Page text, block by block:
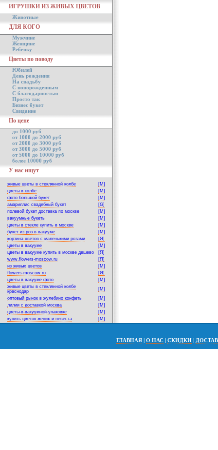
ИГРУШКИ ИЗ ЖИВЫХ ЦВЕТОВ
Животные
ДЛЯ КОГО
Мужчине
Женщине
Ребенку
Цветы по поводу
Юбилей
День рождения
На свадьбу
С новорожденным
С благодарностью
Просто так
Бизнес букет
Свидание
По цене
до 1000 руб
от 1000 до 2000 руб
от 2000 до 3000 руб
от 3000 до 5000 руб
от 5000 до 10000 руб
более 10000 руб
У нас ищут
живые цветы в стеклянной колбе
[M]
цветы в колбе
[M]
фото большой букет
[M]
амариллис свадебный букет
[G]
полевой букет доставка по москве
[M]
вакуумные букеты
[M]
цветы в стекле купить в москве
[M]
букет из роз в вакууме
[M]
корзина цветов с маленькими розами
[Я]
цветы в вакууме
[M]
цветы в вакууме купить в москве дешево
[Я]
www.flowers-moscow.ru
[Я]
из живых цветов
[M]
flowers-moscow.ru
[Я]
цветы в вакууме фото
[M]
живые цветы в стеклянной колбе
краснодар
[M]
оптовый рынок в жулебино конфеты
[M]
лилии с доставкой москва
[M]
цветы-в-вакуумной-упаковке
[M]
купить цветок жених и невеста
[M]
ГЛАВНАЯ | О НАС | СКИДКИ |